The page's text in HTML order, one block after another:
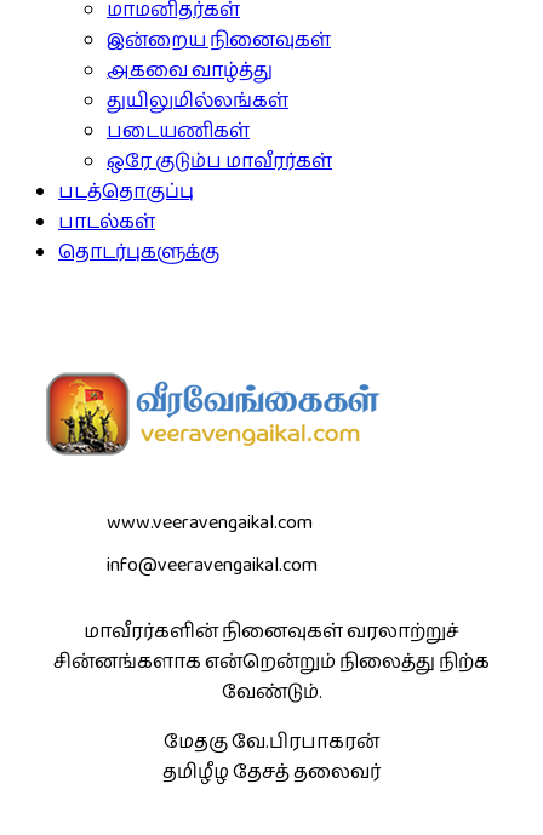
மாமனிதர்கள்
இன்றைய நினைவுகள்
அகவை வாழ்த்து
துயிலுமில்லங்கள்
படையணிகள்
ஒரே குடும்ப மாவீரர்கள்
படத்தொகுப்பு
பாடல்கள்
தொடர்புகளுக்கு
www.veeravengaikal.com
info@veeravengaikal.com
மாவீரர்களின் நினைவுகள் வரலாற்றுச்
சின்னங்களாக என்றென்றும் நிலைத்து நிற்க
வேண்டும்.
மேதகு வே.பிரபாகரன்
தமிழீழ தேசத் தலைவர்